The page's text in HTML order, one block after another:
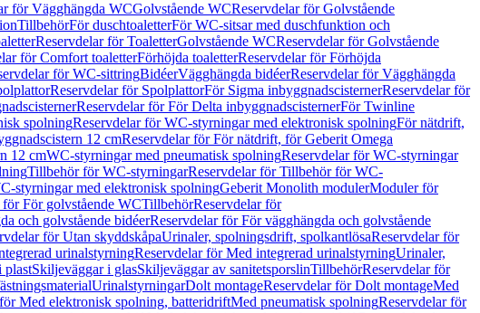
för Vägghängda WCGolvstående WCReservdelar för Golvstående
TillbehörFör duschtoaletterFör WC-sitsar med duschfunktion och
Reservdelar för ToaletterGolvstående WCReservdelar för Golvstående
för Comfort toaletterFörhöjda toaletterReservdelar för Förhöjda
för WC-sittringBidéerVägghängda bidéerReservdelar för Vägghängda
Reservdelar för SpolplattorFör Sigma inbyggnadscisternerReservdelar för
Reservdelar för För Delta inbyggnadscisternerFör Twinline
spolningReservdelar för WC-styrningar med elektronisk spolningFör nätdrift,
12 cmReservdelar för För nätdrift, för Geberit Omega
12 cmWC-styrningar med pneumatisk spolningReservdelar för WC-styrningar
Tillbehör för WC-styrningarReservdelar för Tillbehör för WC-
styrningar med elektronisk spolningGeberit Monolith modulerModuler för
för För golvstående WCTillbehörReservdelar för
och golvstående bidéerReservdelar för För vägghängda och golvstående
för Utan skyddskåpaUrinaler, spolningsdrift, spolkantlösaReservdelar för
urinalstyrningReservdelar för Med integrerad urinalstyrningUrinaler,
plastSkiljeväggar i glasSkiljeväggar av sanitetsporslinTillbehörReservdelar för
UrinalstyrningarDolt montageReservdelar för Dolt montageMed
Med elektronisk spolning, batteridriftMed pneumatisk spolningReservdelar för